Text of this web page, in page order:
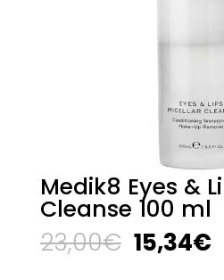
Medik8 Eyes &
Cleanse 100 ml
23,00€ El
precio
15,34€El